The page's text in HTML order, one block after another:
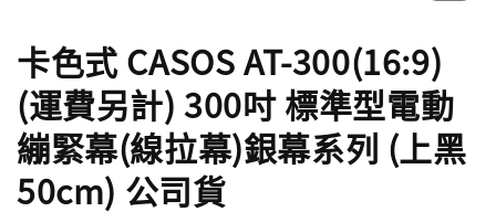
卡色式 CASOS AT-300(16:9)
(運費另計) 300吋 標準型電動
繃緊幕(線拉幕)銀幕系列 (上黑
50cm) 公司貨